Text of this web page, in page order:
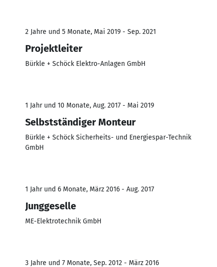
2 Jahre und 5 Monate, Mai 2019 - Sep. 2021
Projektleiter
Bürkle + Schöck Elektro-Anlagen GmbH
1 Jahr und 10 Monate, Aug. 2017 - Mai 2019
Selbstständiger Monteur
Bürkle + Schöck Sicherheits- und Energiespar-Technik
GmbH
1 Jahr und 6 Monate, März 2016 - Aug. 2017
Junggeselle
ME-Elektrotechnik GmbH
3 Jahre und 7 Monate, Sep. 2012 - März 2016